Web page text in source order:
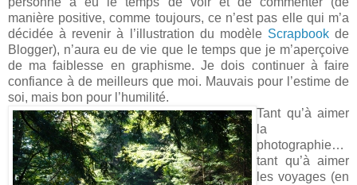
manière positive, comme toujours, ce n’est pas elle qui m’a
décidée à revenir à l’illustration du modèleScrapbookde
Blogger), n’aura eu de vie que le temps que je m’aperçoive
de ma faiblesse en graphisme. Je dois continuer à faire
confiance à de meilleurs que moi. Mauvais pour l’estime de
soi, mais bon pour l’humilité.
Tant qu’à aimer
la
photographie…
tant qu’à aimer
les voyages (en